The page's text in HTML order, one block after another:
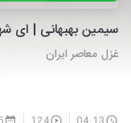
سیمین بهبهانی | ای
غزل معاصر ایران